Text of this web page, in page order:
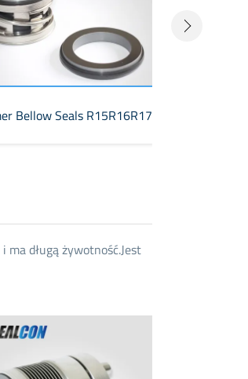
Bellow Seals R15R16R17
długą żywotność.Jest